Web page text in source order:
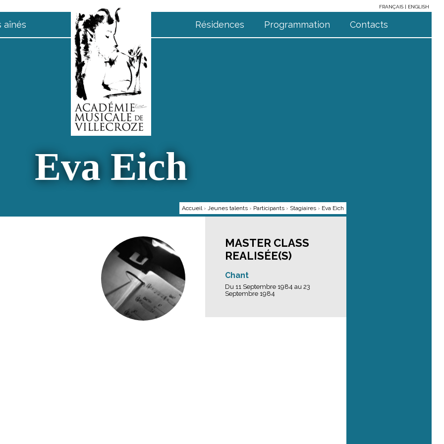
FRANÇAIS
ENGLISH
aînés Résidences Programmation Contacts
Eva Eich
Accueil › Jeunes talents › Participants › Stagiaires › Eva Eich
MASTER CLASS
REALISÉE(S)
Chant
Du 11 Septembre 1984 au 23
Septembre 1984